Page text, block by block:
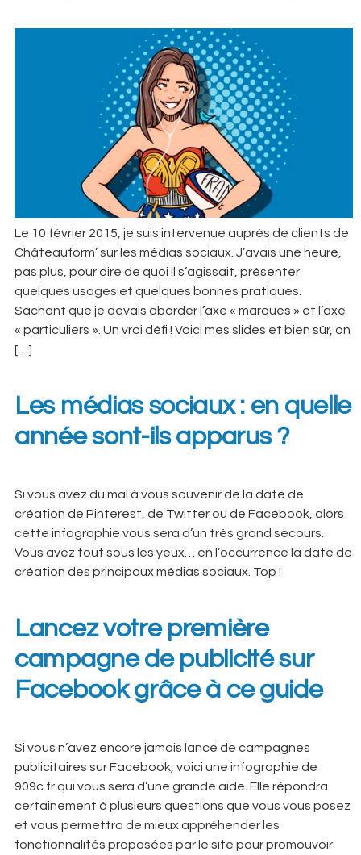
Le 10 février 2015, je suis intervenue auprès de clients de
Châteauform’ sur les médias sociaux. J’avais une heure,
pas plus, pour dire de quoi il s’agissait, présenter
quelques usages et quelques bonnes pratiques.
Sachant que je devais aborder l’axe « marques » et l’axe
« particuliers ». Un vrai défi ! Voici mes slides et bien sûr, on
[…]
Les médias sociaux : en quelle
année sont-ils apparus ?
Si vous avez du mal à vous souvenir de la date de
création de Pinterest, de Twitter ou de Facebook, alors
cette infographie vous sera d’un très grand secours.
Vous avez tout sous les yeux… en l’occurrence la date de
création des principaux médias sociaux. Top !
Lancez votre première
campagne de publicité sur
Facebook grâce à ce guide
Si vous n’avez encore jamais lancé de campagnes
publicitaires sur Facebook, voici une infographie de
909c.fr qui vous sera d’une grande aide. Elle répondra
certainement à plusieurs questions que vous vous posez
et vous permettra de mieux appréhender les
fonctionnalités proposées par le site pour promouvoir